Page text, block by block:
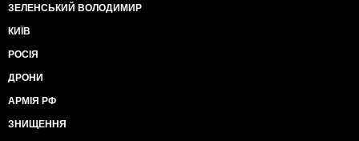
ЗЕЛЕНСЬКИЙ ВОЛОДИМИР
КИЇВ
РОСІЯ
ДРОНИ
АРМІЯ РФ
ЗНИЩЕННЯ